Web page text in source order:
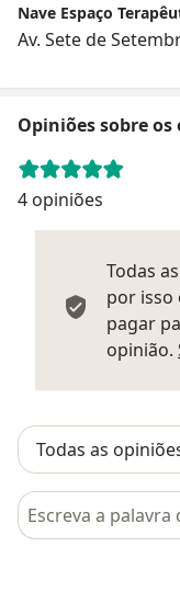
Nave Espaço
Av. Sete de
Opiniões sobre os
4 opiniões
Todas
por isso
pagar
opinião.
Pesquisar em